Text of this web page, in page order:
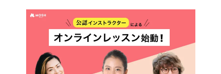
のか？食べないほうがいいのか？」という質問を多く聞
かれるようになりました。続きは本文で。